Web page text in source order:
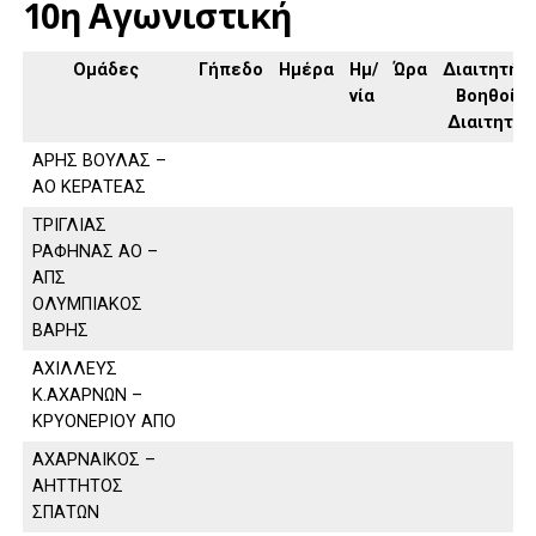
10η Αγωνιστική
Ομάδες Γήπεδο Ημέρα
Ημ/
νία
Ώρα
Διαιτητής,
Βοηθοί
Διαιτητή
ΑΡΗΣ ΒΟΥΛΑΣ –
ΑΟ ΚΕΡΑΤΕΑΣ
ΤΡΙΓΛΙΑΣ
ΡΑΦΗΝΑΣ ΑΟ –
ΑΠΣ
ΟΛΥΜΠΙΑΚΟΣ
ΒΑΡΗΣ
ΑΧΙΛΛΕΥΣ
Κ.ΑΧΑΡΝΩΝ –
ΚΡΥΟΝΕΡΙΟΥ ΑΠΟ
ΑΧΑΡΝΑΙΚΟΣ –
ΑΗΤΤΗΤΟΣ
ΣΠΑΤΩΝ